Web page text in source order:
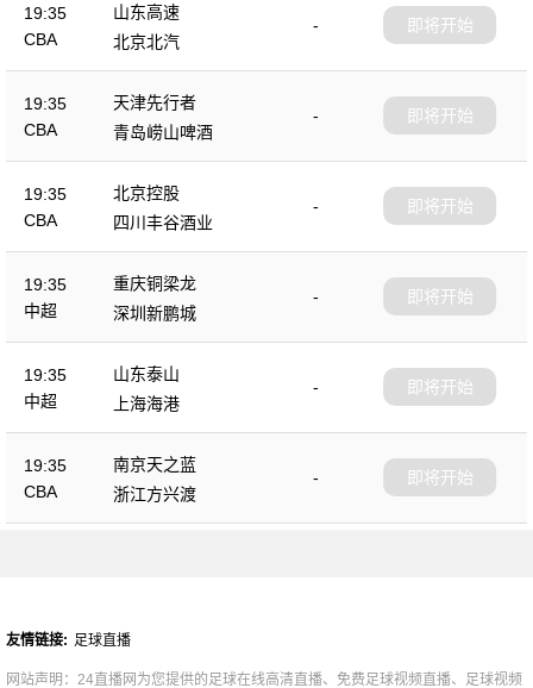
19:35
CBA
山东高速
-
北京北汽
即将开始
19:35
CBA
天津先行者
-
青岛崂山啤酒
即将开始
19:35
CBA
北京控股
-
四川丰谷酒业
即将开始
19:35
中超
重庆铜梁龙
-
深圳新鹏城
即将开始
19:35
中超
山东泰山
-
上海海港
即将开始
19:35
CBA
南京天之蓝
-
浙江方兴渡
即将开始
友情链接: 足球直播
网站声明：24直播网为您提供的足球在线高清直播、免费足球视频直播、足球视频